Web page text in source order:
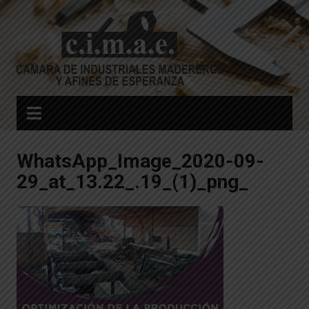
Skip
WhatsApp_Image_2020-09-
29_at_13.22_.19_(1)_png_